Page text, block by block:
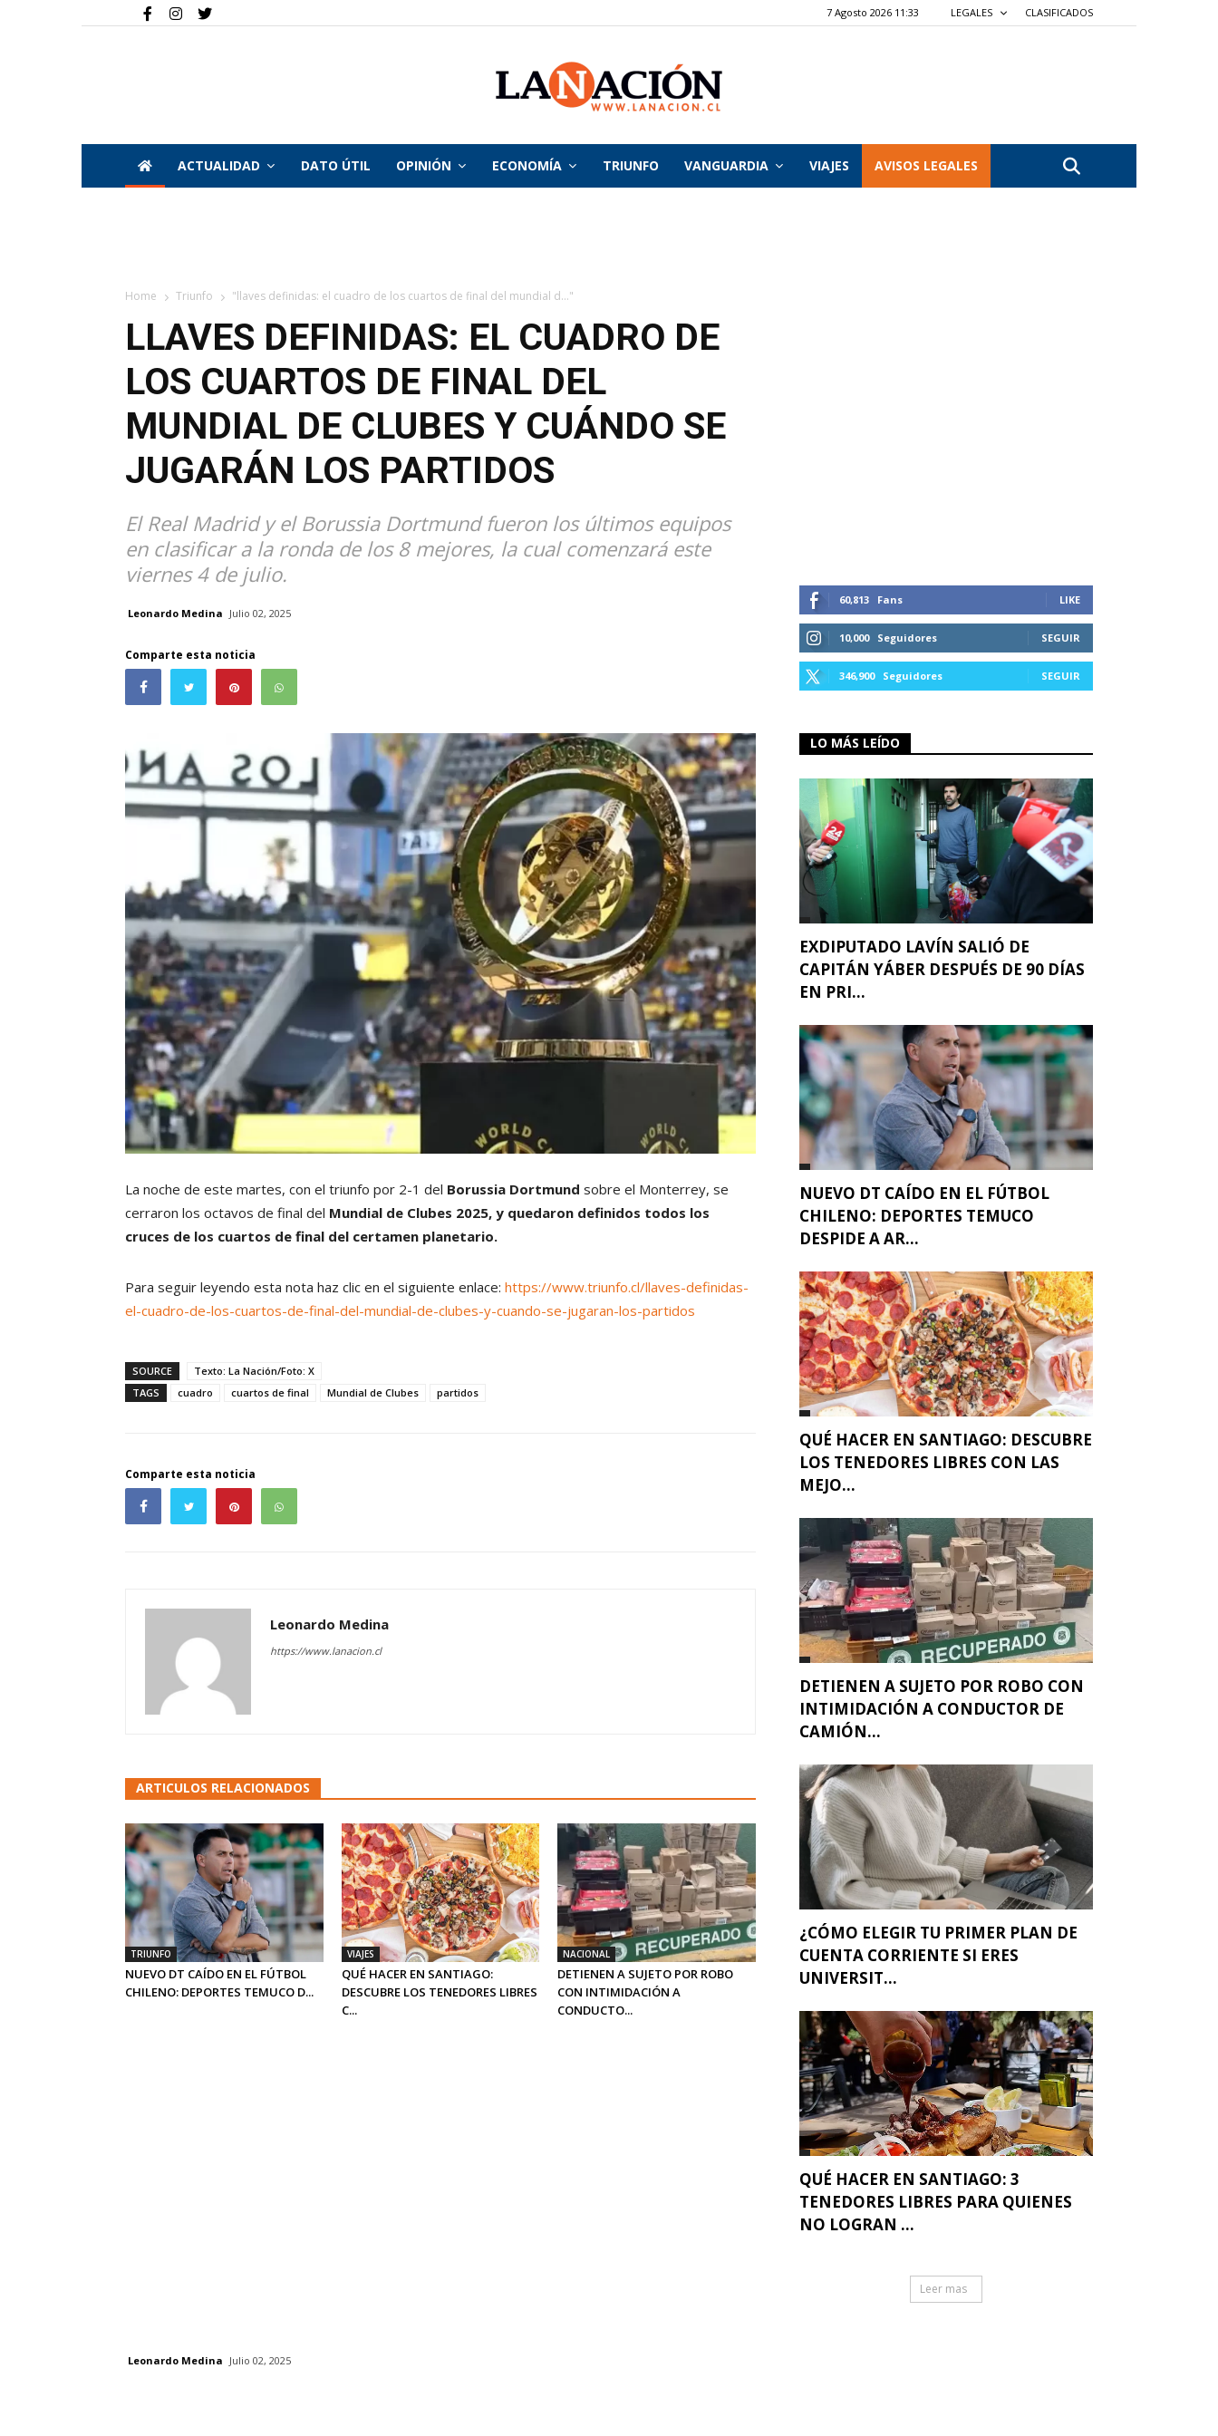
7 Agosto 2026 11:33 LEGALES CLASIFICADOS
La
ACTUALIDAD DATO ÚTIL OPINIÓN ECONOMÍA TRIUNFO VANGUARDIA VIAJES AVISOS LEGALES
Home Triunfo "llaves definidas: el cuadro de los cuartos de final del mundial d..."
LLAVES DEFINIDAS: EL CUADRO DE
LOS CUARTOS DE FINAL DEL
MUNDIAL DE CLUBES Y CUÁNDO SE
JUGARÁN LOS PARTIDOS
El Real Madrid y el Borussia Dortmund fueron los últimos equipos
en clasificar a la ronda de los 8 mejores, la cual comenzará este
viernes 4 de julio.
Leonardo Medina Julio 02, 2025
Comparte esta noticia
La noche de este martes, con el triunfo por 2-1 del Borussia Dortmund sobre el Monterrey, se
cerraron los octavos de final del Mundial de Clubes 2025, y quedaron definidos todos los
cruces de los cuartos de final del certamen planetario.
Para seguir leyendo esta nota haz clic en el siguiente enlace: https://www.triunfo.cl/llaves-definidas-
el-cuadro-de-los-cuartos-de-final-del-mundial-de-clubes-y-cuando-se-jugaran-los-partidos
SOURCE
Texto: La Nación/Foto: X
TAGS
cuadro cuartos de final Mundial de Clubes partidos
Comparte esta noticia
Leonardo Medina
https://www.lanacion.cl
ARTICULOS RELACIONADOS
TRIUNFO
NUEVO DT CAÍDO EN EL FÚTBOL
CHILENO: DEPORTES TEMUCO D...
VIAJES
QUÉ HACER EN SANTIAGO:
DESCUBRE LOS TENEDORES LIBRES
C...
NACIONAL
DETIENEN A SUJETO POR ROBO
CON INTIMIDACIÓN A
CONDUCTO...
60,813 Fans LIKE
10,000 Seguidores SEGUIR
346,900 Seguidores SEGUIR
LO MÁS LEÍDO
EXDIPUTADO LAVÍN SALIÓ DE
CAPITÁN YÁBER DESPUÉS DE 90 DÍAS
EN PRI...
NUEVO DT CAÍDO EN EL FÚTBOL
CHILENO: DEPORTES TEMUCO
DESPIDE A AR...
QUÉ HACER EN SANTIAGO: DESCUBRE
LOS TENEDORES LIBRES CON LAS
MEJO...
DETIENEN A SUJETO POR ROBO CON
INTIMIDACIÓN A CONDUCTOR DE
CAMIÓN...
¿CÓMO ELEGIR TU PRIMER PLAN DE
CUENTA CORRIENTE SI ERES
UNIVERSIT...
QUÉ HACER EN SANTIAGO: 3
TENEDORES LIBRES PARA QUIENES
NO LOGRAN ...
Leer mas
Leonardo Medina Julio 02, 2025